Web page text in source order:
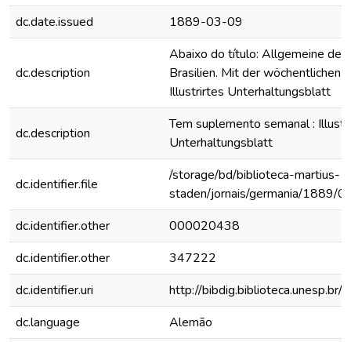
dc.date.issued
1889-03-09
dc.description
Abaixo do título: Allgemeine
Brasilien. Mit der wöchentlichen
Illustrirtes Unterhaltungsblatt
dc.description
Tem suplemento semanal :
Unterhaltungsblatt
dc.identifier.file
/storage/bd/biblioteca-martius-
staden/jornais/germania/1889/
dc.identifier.other
000020438
dc.identifier.other
347222
dc.identifier.uri
http://
dc.language
Alemão